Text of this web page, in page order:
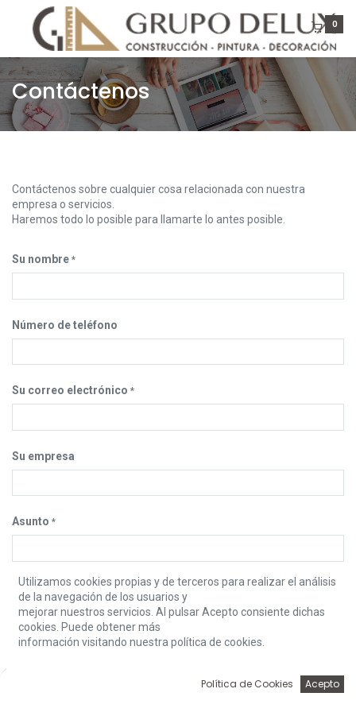
0
Contáctenos
Contáctenos sobre cualquier cosa relacionada con nuestra
empresa o servicios.
Haremos todo lo posible para llamarte lo antes posible.
Su nombre *
Número de teléfono
Su correo electrónico *
Su empresa
Asunto *
Your Question *
Utilizamos cookies propias y de terceros para realizar el análisis
de la navegación de los usuarios y
mejorar nuestros servicios. Al pulsar Acepto consiente dichas
cookies. Puede obtener más
información visitando nuestra política de cookies.
Política de Cookies Acepto